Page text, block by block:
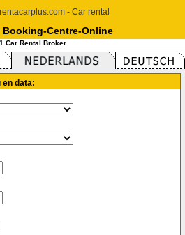
Booking-Centre-Online
Car Rental Broker
en data: